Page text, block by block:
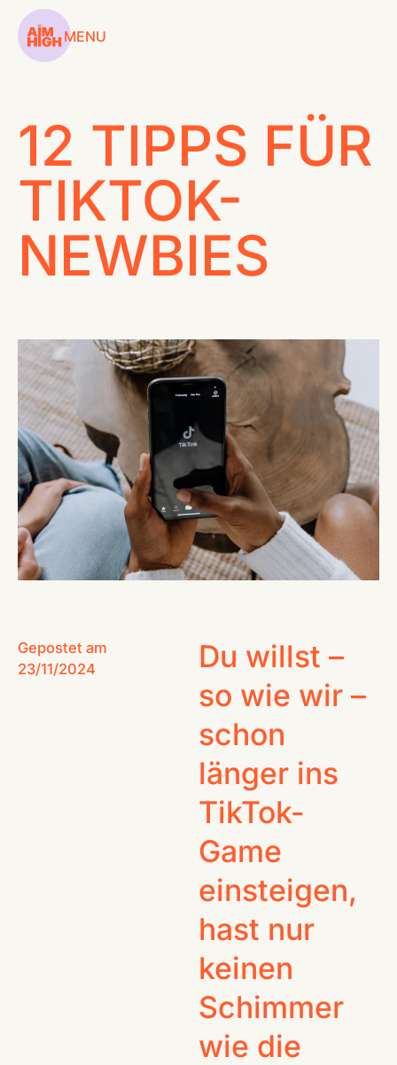
SERVICES
WORKSHOPS
COACHINGS
CONTENT HUB
ABOUT
CONTACT
MENU
12 TIPPS FÜR
TIKTOK-
NEWBIES
Gepostet am
23/11/2024
Du willst –
so wie wir –
schon
länger ins
TikTok-
Game
einsteigen,
hast nur
keinen
Schimmer
wie die